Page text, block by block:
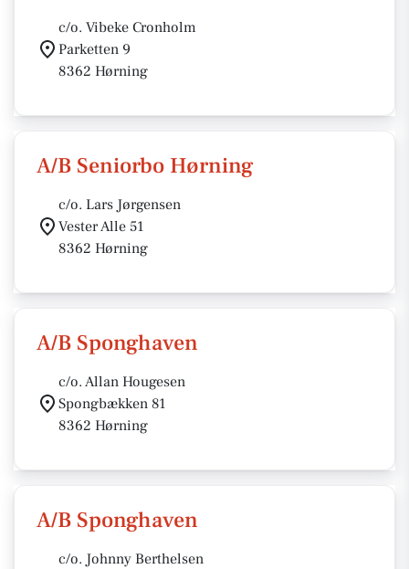
c/o. Vibeke Cronholm
Parketten 9
8362 Hørning
A/B Seniorbo Hørning
c/o. Lars Jørgensen
Vester Alle 51
8362 Hørning
A/B Sponghaven
c/o. Allan Hougesen
Spongbækken 81
8362 Hørning
A/B Sponghaven
c/o. Johnny Berthelsen